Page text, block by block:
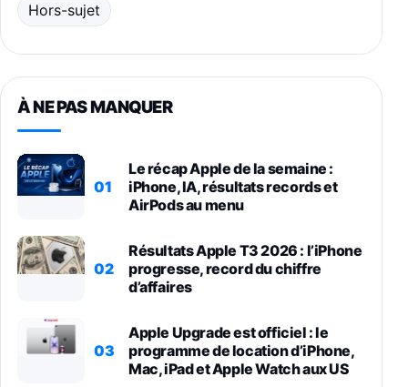
Hors-sujet
À NE PAS MANQUER
01
Le récap Apple de la semaine :
iPhone, IA, résultats records et
AirPods au menu
02
Résultats Apple T3 2026 : l’iPhone
progresse, record du chiffre
d’affaires
03
Apple Upgrade est officiel : le
programme de location d’iPhone,
Mac, iPad et Apple Watch aux US